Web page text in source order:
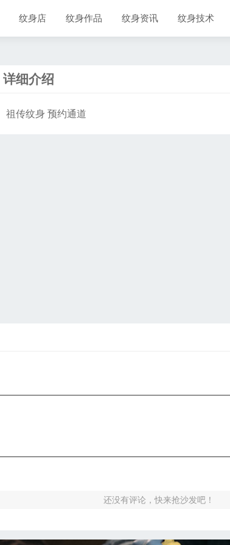
纹身店 纹身作品 纹身资讯 纹身技术
详细介绍
祖传纹身 预约通道
还没有评论，快来抢沙发吧！